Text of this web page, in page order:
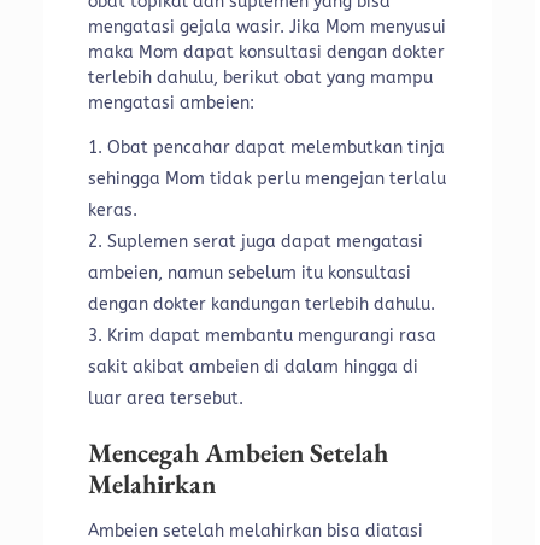
mengatasi gejala wasir. Jika Mom menyusui
maka Mom dapat konsultasi dengan dokter
terlebih dahulu, berikut obat yang mampu
mengatasi ambeien:
Obat pencahar dapat melembutkan tinja
sehingga Mom tidak perlu mengejan terlalu
keras.
Suplemen serat juga dapat mengatasi
ambeien, namun sebelum itu konsultasi
dengan dokter kandungan terlebih dahulu.
Krim dapat membantu mengurangi rasa
sakit akibat ambeien di dalam hingga di
luar area tersebut.
Mencegah Ambeien Setelah
Melahirkan
Ambeien setelah melahirkan bisa diatasi